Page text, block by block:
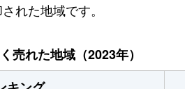
れた地域です。
売れた地域（2023年）